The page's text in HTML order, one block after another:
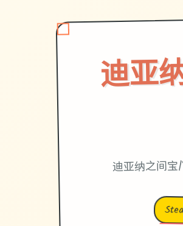
迪亚
迪亚纳之间